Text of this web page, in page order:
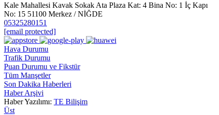
Kale Mahallesi Kavak Sokak Ata Plaza Kat: 4 Bina No: 1 İç Kapı
No: 15 51100 Merkez / NİĞDE
05325280151
[email protected]
Hava Durumu
Trafik Durumu
Puan Durumu ve Fikstür
Tüm Manşetler
Son Dakika Haberleri
Haber Arşivi
Haber Yazılımı: TE Bilişim
Üst